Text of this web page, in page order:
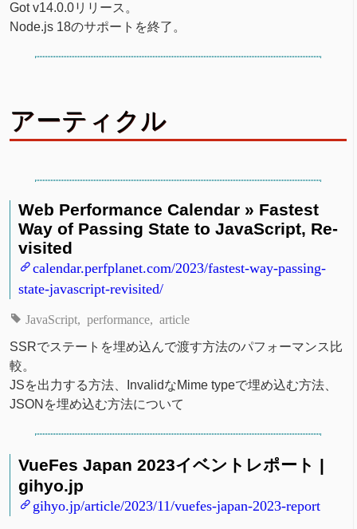
Got v14.0.0リリース。
Node.js 18のサポートを終了。
アーティクル
Web Performance Calendar » Fastest
Way of Passing State to JavaScript, Re-
visited
calendar.perfplanet.com/2023/fastest-way-passing-
state-javascript-revisited/
JavaScript performance article
SSRでステートを埋め込んで渡す方法のパフォーマンス比
較。
JSを出力する方法、InvalidなMime typeで埋め込む方法、
JSONを埋め込む方法について
VueFes Japan 2023イベントレポート |
gihyo.jp
gihyo.jp/article/2023/11/vuefes-japan-2023-report